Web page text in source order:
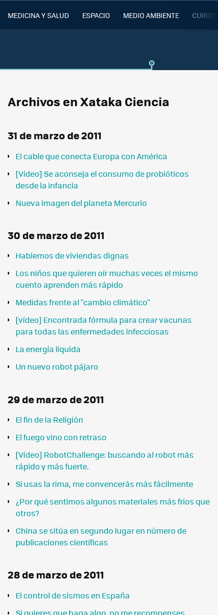
MEDICINA Y SALUD ESPACIO MEDIO AMBIENTE
Archivos en Xataka Ciencia
31 de marzo de 2011
El cable que conecta Europa con América
[Vídeo] Se aconseja el consumo de probióticos
desde la infancia
Nueva imagen del planeta Mercurio
30 de marzo de 2011
Hablemos de viviendas dignas
Los niños que quieren oír muchas veces el mismo
cuento aprenden más rápido
Medidas frente al "cambio climático"
[vídeo] Encontrada fórmula para crear vacunas
para todas las enfermedades infecciosas
La energía líquida
Un nuevo robot pájaro
29 de marzo de 2011
El fin de la Religión
El fuego vino con retraso
[Vídeo] RobotChallenge: buscando al robot más
rápido y más fuerte.
Si usas la rima, me convencerás más fácilmente
¿Por qué sentimos algunos materiales más frios que
otros?
China se sitúa en segundo lugar en número de
publicaciones científicas
28 de marzo de 2011
El control de sismos en España
Si quieres que haga algo, no me recompenses